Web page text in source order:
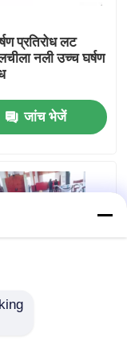
प्रतिरोध लट
नली उच्च घर्षण
जांच भेजें